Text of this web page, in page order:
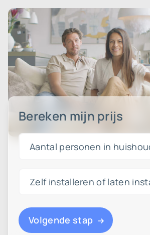
Bereken mijn prijs
Volgende stap